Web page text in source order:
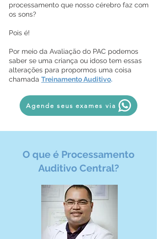
processamento que nosso cérebro faz com
os sons?
Pois é!
Por meio da Avaliação do PAC podemos
saber se uma criança ou idoso tem essas
alterações para propormos uma coisa
chamada Treinamento Auditivo.
Agende seus exames via
O que é Processamento
Auditivo Central?